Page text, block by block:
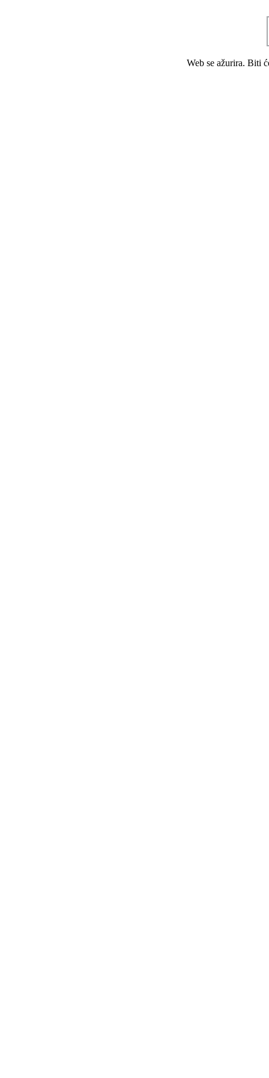
Web se ažurira. Biti